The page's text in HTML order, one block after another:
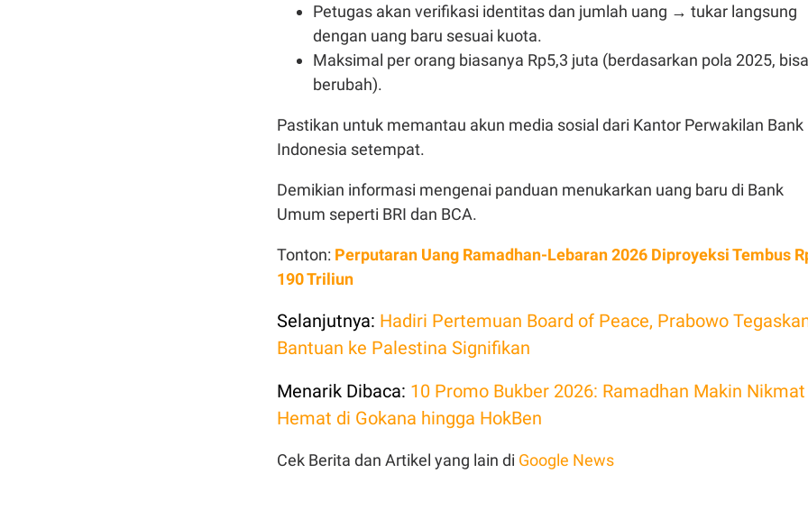
Petugas akan verifikasi identitas dan jumlah uang → tukar langsung
dengan uang baru sesuai kuota.
Maksimal per orang biasanya Rp5,3 juta (berdasarkan pola 2025, bisa
berubah).
Pastikan untuk memantau akun media sosial dari Kantor Perwakilan Bank
Indonesia setempat.
Demikian informasi mengenai panduan menukarkan uang baru di Bank
Umum seperti BRI dan BCA.
Tonton: Perputaran Uang Ramadhan-Lebaran 2026 Diproyeksi Tembus
190 Triliun
Selanjutnya: Hadiri Pertemuan Board of Peace, Prabowo
Bantuan ke Palestina Signifikan
Menarik Dibaca: 10 Promo Bukber 2026: Ramadhan Makin Nikmat
Hemat di Gokana hingga HokBen
Cek Berita dan Artikel yang lain di Google News